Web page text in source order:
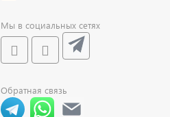
Мы в социальных сетях
Обратная связь